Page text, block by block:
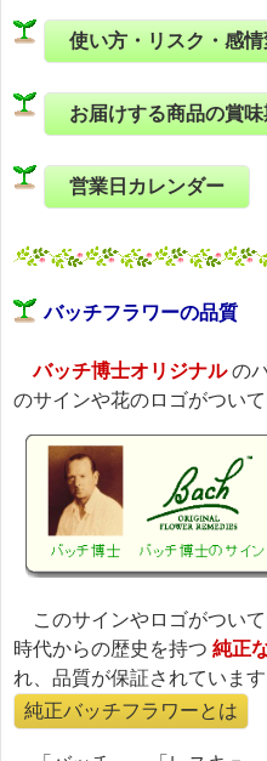
使い方・リスク・感
お届けする商品の賞味
営業日カレンダー
バッチフラワーの品質
バッチ博士オリジナルの
のサインや花のロゴがついて
このサインやロゴがつい
時代からの歴史を持つ 純正
れ、品質が保証されていま
純正バッチフラワーとは